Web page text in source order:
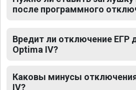
после программного
Вредит ли отключение ЕГР
Optima IV?
Каковы минусы
IV?